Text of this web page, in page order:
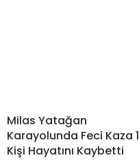
Milas Yatağan
Karayolunda Feci Kaza 1
Kişi Hayatını Kaybetti